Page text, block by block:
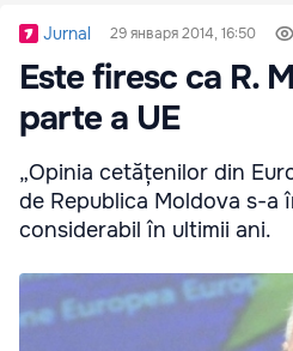
Jurnal 29 января 2014, 16:50
Este firesc ca R.
parte a UE
„Opinia cetățenilor din
de Republica Moldova s-a
considerabil în ultimii ani.